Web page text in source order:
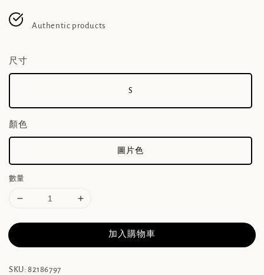
Authentic products
尺寸
S
顏色
圖片色
數量
加入購物車
SKU: 82186797